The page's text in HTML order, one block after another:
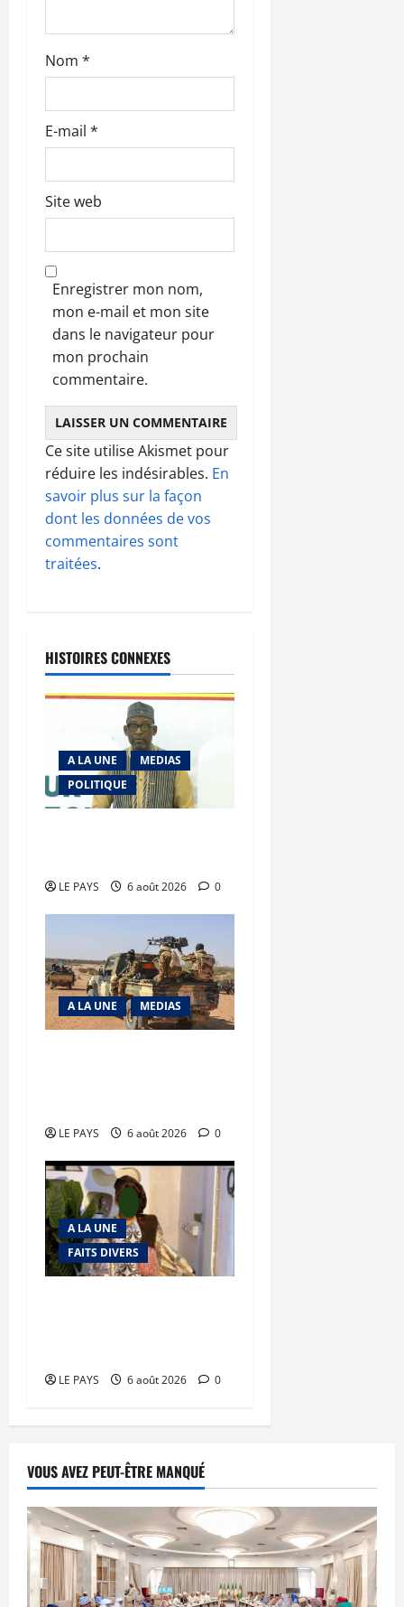
c
l
Nom *
E-mail *
Site web
Enregistrer mon nom,
mon e-mail et mon site
dans le navigateur pour
mon prochain
commentaire.
Ce site utilise Akismet pour
réduire les indésirables. En
savoir plus sur la façon
dont les données de vos
commentaires sont
traitées.
HISTOIRES CONNEXES
A LA UNE
MEDIAS
POLITIQUE
LE PAYS 6 août 2026 0
A LA UNE MEDIAS
LE PAYS 6 août 2026 0
A LA UNE
FAITS DIVERS
LE PAYS 6 août 2026 0
VOUS AVEZ PEUT-ÊTRE MANQUÉ